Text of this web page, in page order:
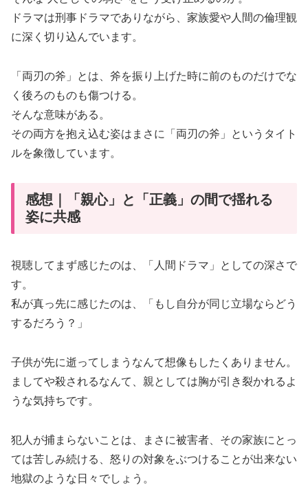
ドラマは刑事ドラマでありながら、家族愛や人間の倫理観
に深く切り込んでいます。
「両刃の斧」とは、斧を振り上げた時に前のものだけでな
く後ろのものも傷つける。
そんな意味がある。
その両方を抱え込む姿はまさに「両刃の斧」というタイト
ルを象徴しています。
感想｜「親心」と「正義」の間で揺れる
姿に共感
視聴してまず感じたのは、「人間ドラマ」としての深さで
す。
私が真っ先に感じたのは、「もし自分が同じ立場ならどう
するだろう？」
子供が先に逝ってしまうなんて想像もしたくありません。
ましてや殺されるなんて、親としては胸が引き裂かれるよ
うな気持ちです。
犯人が捕まらないことは、まさに被害者、その家族にとっ
ては苦しみ続ける、怒りの対象をぶつけることが出来ない
地獄のような日々でしょう。